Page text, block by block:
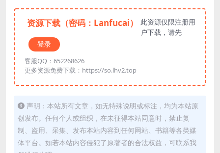
资源下载（密码：Lanfucai）
此资源仅限注册用
户下载，请先
登录
客服QQ：652268626
更多资源免费下载：https://so.lhv2.top
声明：本站所有文章，如无特殊说明或标注，均为本站原
创发布。任何个人或组织，在未征得本站同意时，禁止复
制、盗用、采集、发布本站内容到任何网站、书籍等各类媒
体平台。如若本站内容侵犯了原著者的合法权益，可联系我